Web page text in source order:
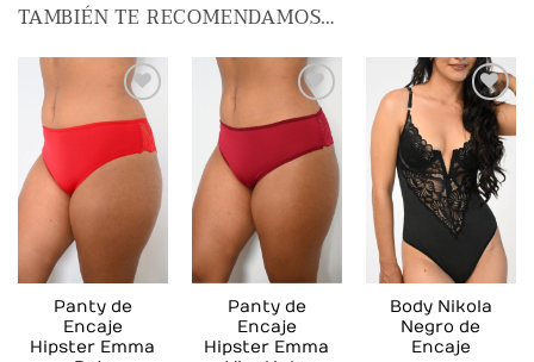
TAMBIÉN TE RECOMENDAMOS…
AÑADIR
LISTA
Panty de
Encaje
Hipster Emma
AÑADIR
LISTA
Panty de
Encaje
Hipster Emma
AÑADIR
A LA
LISTA
DE
DESEOS
Body Nikola
Negro de
Encaje